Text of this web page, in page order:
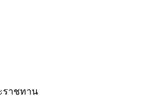
ราชทาน